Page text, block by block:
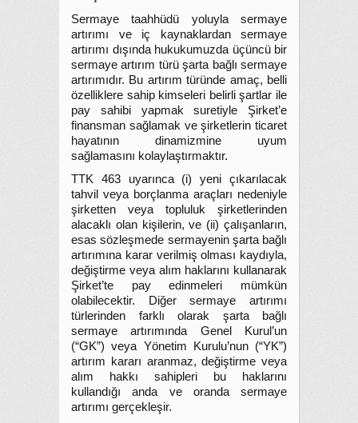
Sermaye taahhüdü yoluyla sermaye
artırımı ve iç kaynaklardan sermaye
artırımı dışında hukukumuzda üçüncü bir
sermaye artırım türü şarta bağlı sermaye
artırımıdır. Bu artırım türünde amaç, belli
özelliklere sahip kimseleri belirli şartlar ile
pay sahibi yapmak suretiyle Şirket’e
finansman sağlamak ve şirketlerin ticaret
hayatının dinamizmine uyum
sağlamasını kolaylaştırmaktır.
TTK 463 uyarınca (i) yeni çıkarılacak
tahvil veya borçlanma araçları nedeniyle
şirketten veya topluluk şirketlerinden
alacaklı olan kişilerin, ve (ii) çalışanların,
esas sözleşmede sermayenin şarta bağlı
artırımına karar verilmiş olması kaydıyla,
değiştirme veya alım haklarını kullanarak
Şirket’te pay edinmeleri mümkün
olabilecektir. Diğer sermaye artırımı
türlerinden farklı olarak şarta bağlı
sermaye artırımında Genel Kurul’un
(“GK”) veya Yönetim Kurulu’nun (“YK”)
artırım kararı aranmaz, değiştirme veya
alım hakkı sahipleri bu haklarını
kullandığı anda ve oranda sermaye
artırımı gerçekleşir.